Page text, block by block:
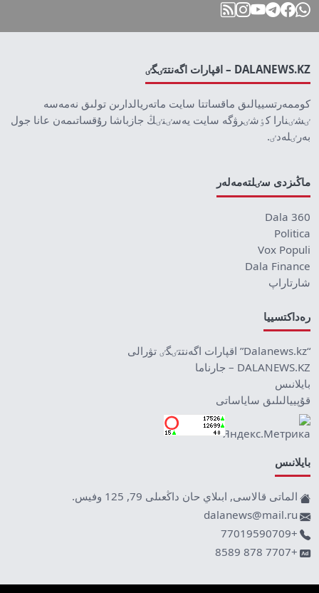
DALANEWS.KZ – اقپارات اگەنتتٸگٸ
كوممەرتسييالىق ماقساتتا سايت ماتەريالدارىن تولىق نەمەسە
ٸشٸنارا كٶشٸرۋگە سايت يەسٸنٸڭ جازباشا رۇقساتىمەن عانا جول
بەرٸلەدٸ.
ماڭىزدى سٸلتەمەلەر
Dala 360
Politica
Vox Populi
Dala Finance
شارتاراپ
رەداكتسييا
“Dalanews.kz” اقپارات اگەنتتٸگٸ تۋرالى
DALANEWS.KZ – جارناما
بايلانىس
قۇپييالىلىق ساياساتى
بايلانىس
الماتى قالاسى, ابىلاي حان داڭعىلى 79, 125 وفيس.
dalanews@mail.ru
+77019590709
+7707 878 8589